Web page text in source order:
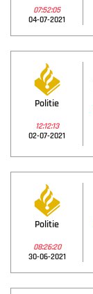
07:52:05
04-07-2021
Politie
12:12:13
02-07-2021
Politie
08:26:20
30-06-2021